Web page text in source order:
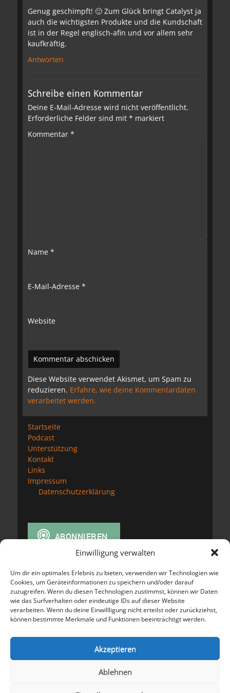
Einwilligung verwalten
Um dir ein optimales Erlebnis zu bieten, verwenden wir Technologien wie
Cookies, um Geräteinformationen zu speichern und/oder darauf
zuzugreifen. Wenn du diesen Technologien zustimmst, können wir Daten
wie das Surfverhalten oder eindeutige IDs auf dieser Website
verarbeiten. Wenn du deine Einwillligung nicht erteilst oder zurückziehst,
können bestimmte Merkmale und Funktionen beeinträchtigt werden.
Akzeptieren
Ablehnen
Genug geschimpft! 🙂 Zum Glück bringt Catalyst ja
auch die wichtigsten Produkte und die Kundschaft
ist in der Regel englisch-afin und vor allem sehr
kaufkräftig.
Antworten
Schreibe einen Kommentar
Deine E-Mail-Adresse wird nicht veröffentlicht.
Erforderliche Felder sind mit * markiert
Kommentar *
Name *
E-Mail-Adresse *
Website
Diese Website verwendet Akismet, um Spam zu
reduzieren. Erfahre, wie deine Kommentardaten
verarbeitet werden.
Startseite
Podcast
Unterstützung
Kontakt
Links
Impressum
Datenschutzerklärung